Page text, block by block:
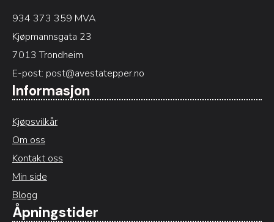
934 373 359 MVA
Kjøpmannsgata 23
7013 Trondheim
E-post: post@avestatepper.no
Informasjon
Kjøpsvilkår
Om oss
Kontakt oss
Min side
Blogg
Åpningstider